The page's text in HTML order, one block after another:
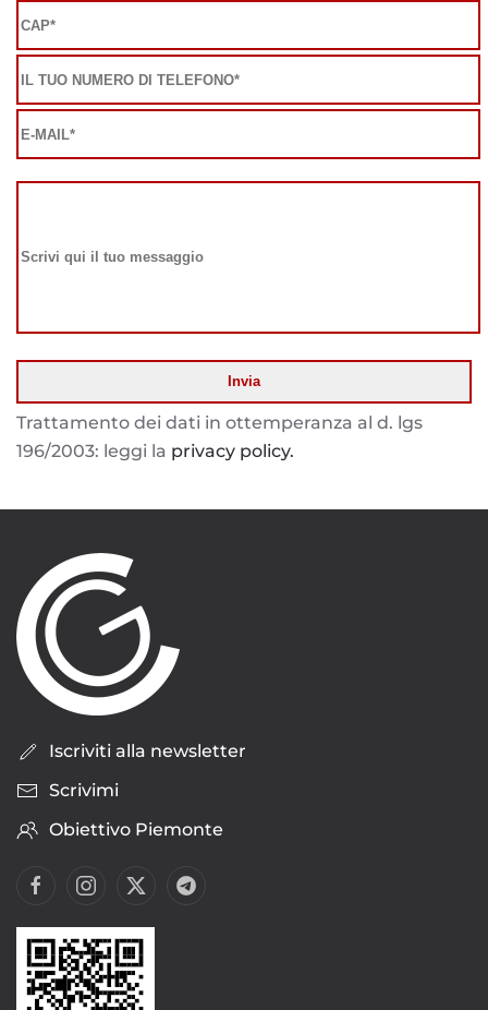
Trattamento dei dati in ottemperanza al d. lgs
196/2003: leggi la privacy policy.
Iscriviti alla newsletter
Scrivimi
Obiettivo Piemonte